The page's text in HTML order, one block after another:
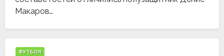
Макаров…
ФУТБОЛ